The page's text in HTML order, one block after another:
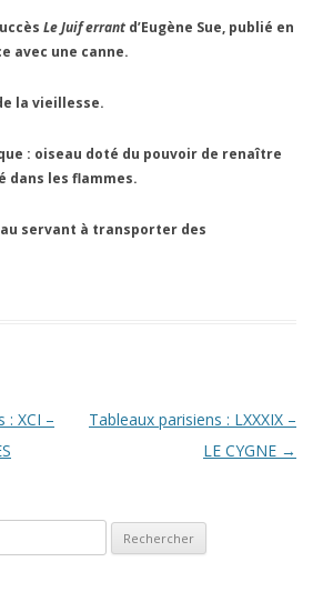
Le Juif errant d’Eugène Sue, publié en
avec une canne.
la vieillesse.
: oiseau doté du pouvoir de renaître
dans les flammes.
servant à transporter des
: XCI –
Tableaux parisiens : LXXXIX –
LE CYGNE →